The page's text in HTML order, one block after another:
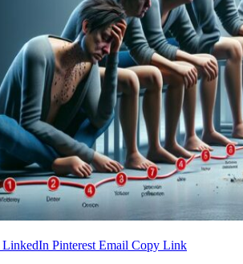
LinkedIn Pinterest Email Copy Link